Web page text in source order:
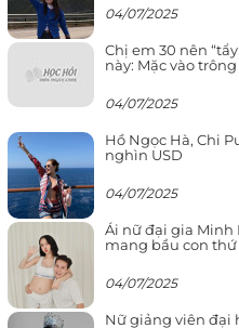
04/07/2025
Chị em 30 nên
này: Mặc vào
04/07/2025
Hồ Ngọc Hà, Chi
nghìn USD
04/07/2025
Ái nữ đại gia Minh
mang bầu con thứ
04/07/2025
Nữ giảng viên đại